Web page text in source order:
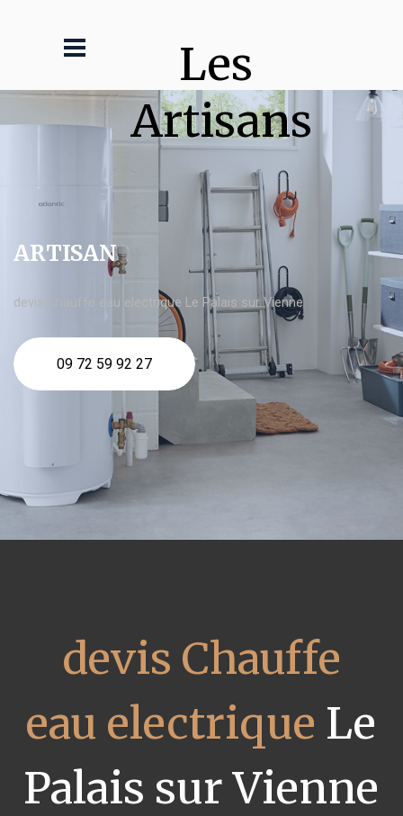
Les
Artisans
ARTISAN
devis Chauffe eau electrique Le Palais sur Vienne
09 72 59 92 27
devis Chauffe
eau electrique Le
Palais sur Vienne